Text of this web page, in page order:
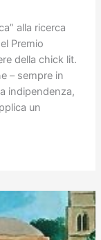
alla ricerca
Premio
della chick lit.
– sempre in
indipendenza,
un